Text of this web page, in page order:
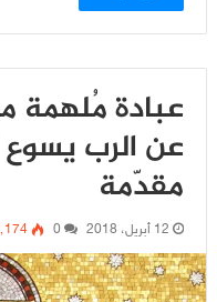
عبادة مُلهمة
عن الرب يسوع
مقدّمة
12 أبريل، 2018 0